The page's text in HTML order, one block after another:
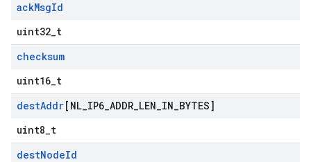
ackMsgId
uint32_t
checksum
uint16_t
destAddr[NL IP6 ADDR LEN IN BYTES]
uint8_t
destNodeId